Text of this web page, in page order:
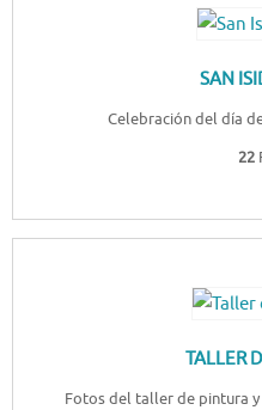
SAN
Celebración del día
22
TALLER
Fotos del taller de pintura